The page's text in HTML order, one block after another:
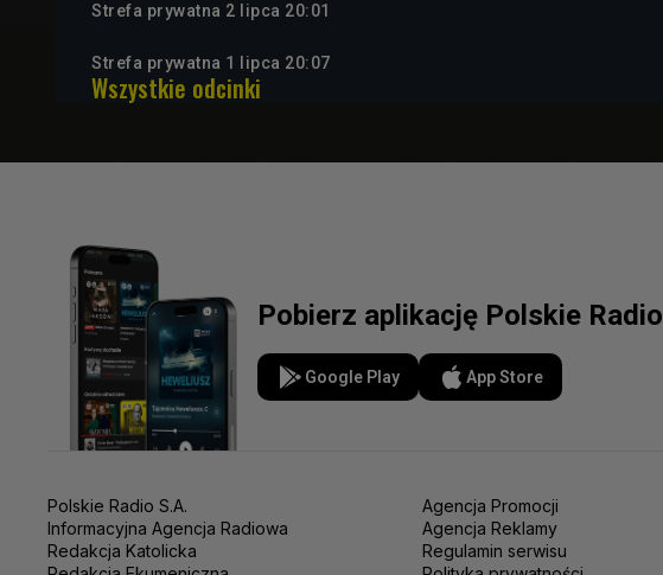
Strefa prywatna 2 lipca 20:01
Strefa prywatna 1 lipca 20:07
Wszystkie odcinki
Pobierz aplikację Polskie Radio
Google Play App Store
Polskie Radio S.A.
Informacyjna Agencja Radiowa
Redakcja Katolicka
Agencja Promocji
Agencja Reklamy
Regulamin serwisu